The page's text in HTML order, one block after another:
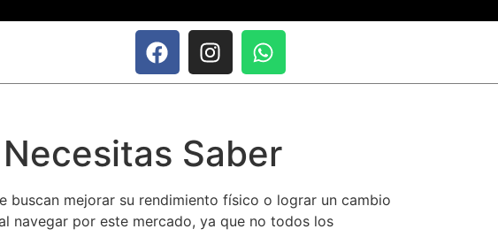
Saber
buscan mejorar su rendimiento físico o lograr un cambio
navegar por este mercado, ya que no todos los